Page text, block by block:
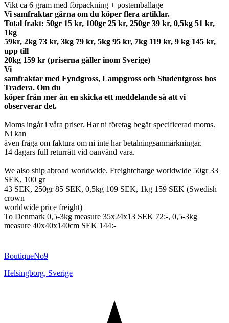
Vikt ca 6 gram med förpackning + postemballage
Vi samfraktar gärna om du köper flera artiklar.
Total frakt: 50gr 15 kr, 100gr 25 kr, 250gr 39 kr, 0,5kg 51 kr,
1kg
59kr, 2kg 73 kr, 3kg 79 kr, 5kg 95 kr, 7kg 119 kr, 9 kg 145 kr,
upp till
20kg 159 kr (priserna gäller inom Sverige)
Vi
samfraktar med Fyndgross, Lampgross och Studentgross hos
Tradera. Om du
köper från mer än en skicka ett meddelande så att vi
observerar det.
Moms ingår i våra priser. Har ni företag begär specificerad moms.
Ni kan
även fråga om faktura om ni inte har betalningsanmärkningar.
14 dagars full returrätt vid oanvänd vara.
We also ship abroad worldwide. Freightcharge worldwide 50gr 33
SEK, 100 gr
43 SEK, 250gr 85 SEK, 0,5kg 109 SEK, 1kg 159 SEK (Swedish
crown
worldwide price freight)
To Denmark 0,5-3kg measure 35x24x13 SEK 72:-, 0,5-3kg
measure 40x40x140cm SEK 144:-
BoutiqueNo9
Helsingborg, Sverige